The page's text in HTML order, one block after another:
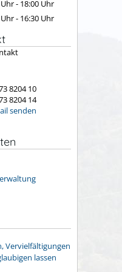
- 18:00 Uhr
- 16:30 Uhr
8204 10
8204 14
senden
Vervielfältigungen
lassen